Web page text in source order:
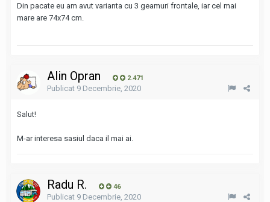
Din pacate eu am avut varianta cu 3 geamuri frontale, iar cel mai
mare are 74x74 cm.
Alin Opran 2.471
Publicat 9 Decembrie, 2020
Salut!
M-ar interesa sasiul daca il mai ai.
Radu R. 46
Publicat 9 Decembrie, 2020